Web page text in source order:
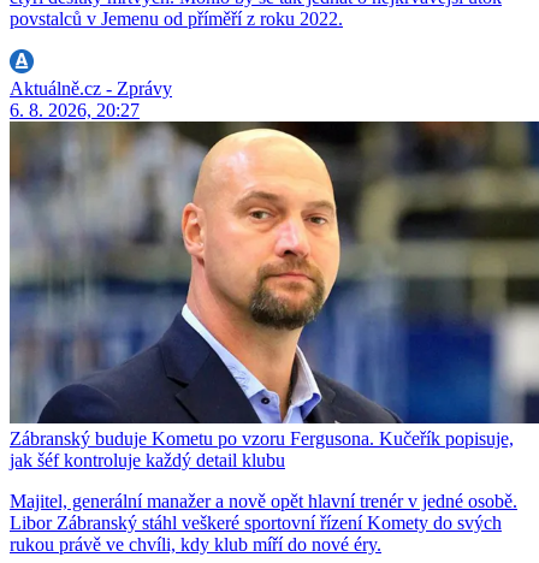
povstalců v Jemenu od příměří z roku 2022.
Aktuálně.cz - Zprávy
6. 8. 2026, 20:27
Zábranský buduje Kometu po vzoru Fergusona. Kučeřík popisuje,
jak šéf kontroluje každý detail klubu
Majitel, generální manažer a nově opět hlavní trenér v jedné osobě.
Libor Zábranský stáhl veškeré sportovní řízení Komety do svých
rukou právě ve chvíli, kdy klub míří do nové éry.